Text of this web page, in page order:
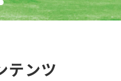
テンツ